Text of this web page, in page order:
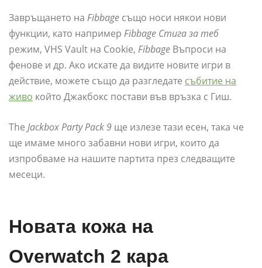
Завръщането на Fibbage също носи някои нови
функции, като например Fibbage Стига за теб
режим, VHS Vault на Cookie, Fibbage Въпроси на
фенове и др. Ако искате да видите новите игри в
действие, можете също да разгледате събитие на
живо който Джакбокс постави във връзка с Гиш.
The Jackbox Party Pack 9 ще излезе тази есен, така че
ще имаме много забавни нови игри, които да
изпробваме на нашите партита през следващите
месеци.
Новата кожа на
Overwatch 2 кара